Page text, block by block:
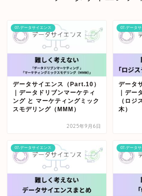
07-データサイエンス
データサイエンス（Part.10）
｜データドリブンマーケティ
ング と マーケティングミック
スモデリング（MMM）
2025年9月6日
07-データ
データ
｜デー
（ロジ
木）
07-データサイエンス 07-データサ